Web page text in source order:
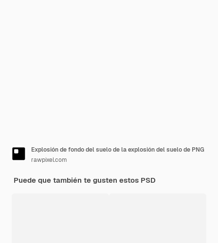
Explosión de fondo del suelo de la explosión del suelo de PNG
rawpixel.com
Puede que también te gusten estos PSD